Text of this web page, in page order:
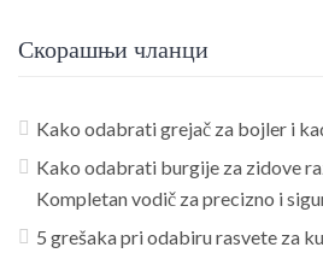
Скорашњи чланци
Kako odabrati grejač za bojler i
Kako odabrati burgije za zidove
Kompletan vodič za precizno i
5 grešaka pri odabiru rasvete za